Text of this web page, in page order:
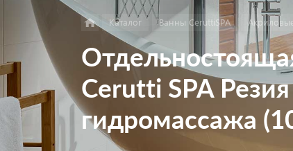
Каталог Ванны CeruttiSPA
Cerutti SPA
гидромассажа